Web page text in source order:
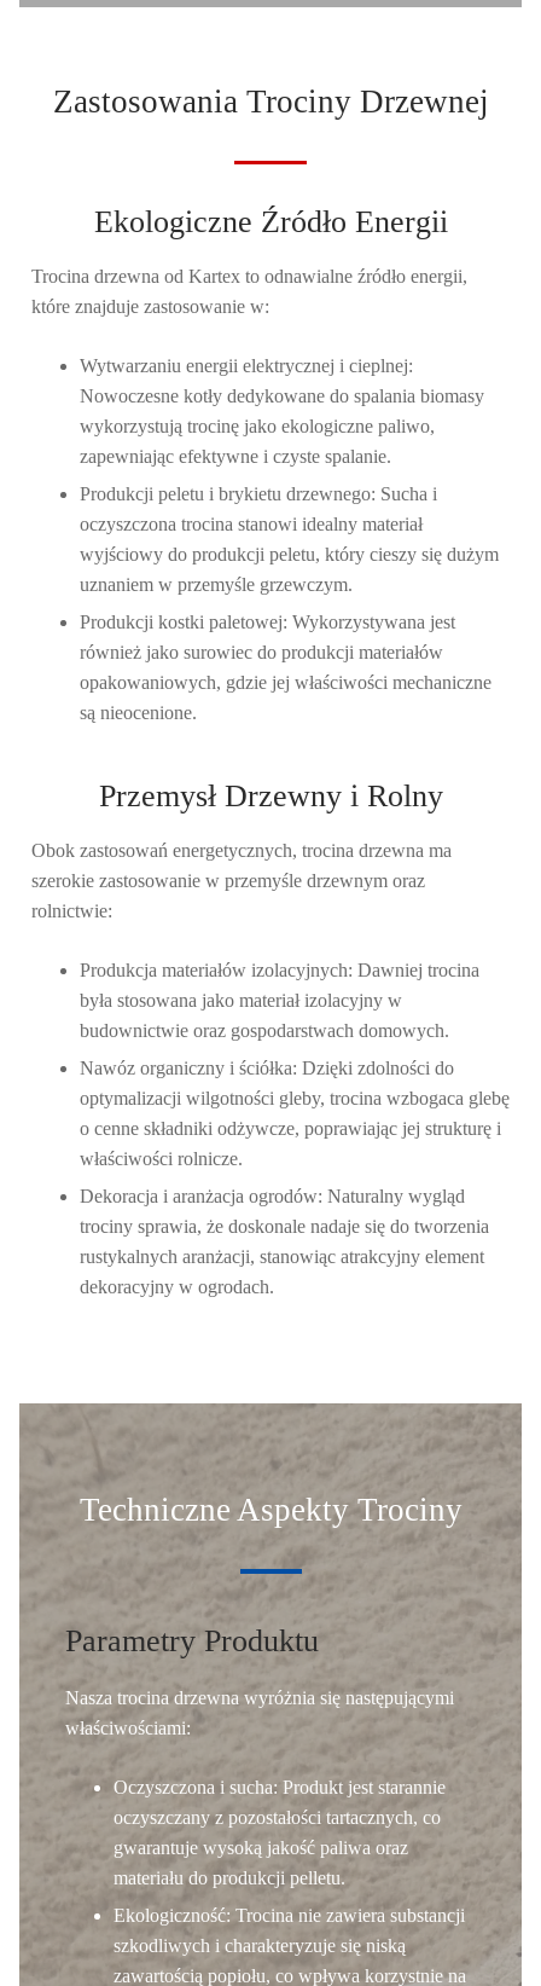
Zastosowania Trociny Drzewnej
Ekologiczne Źródło Energii
Trocina drzewna od Kartex to odnawialne źródło energii,
które znajduje zastosowanie w:
Wytwarzaniu energii elektrycznej i cieplnej:
Nowoczesne kotły dedykowane do spalania biomasy
wykorzystują trocinę jako ekologiczne paliwo,
zapewniając efektywne i czyste spalanie.
Produkcji peletu i brykietu drzewnego: Sucha i
oczyszczona trocina stanowi idealny materiał
wyjściowy do produkcji peletu, który cieszy się dużym
uznaniem w przemyśle grzewczym.
Produkcji kostki paletowej: Wykorzystywana jest
również jako surowiec do produkcji materiałów
opakowaniowych, gdzie jej właściwości mechaniczne
są nieocenione.
Przemysł Drzewny i Rolny
Obok zastosowań energetycznych, trocina drzewna ma
szerokie zastosowanie w przemyśle drzewnym oraz
rolnictwie:
Produkcja materiałów izolacyjnych: Dawniej trocina
była stosowana jako materiał izolacyjny w
budownictwie oraz gospodarstwach domowych.
Nawóz organiczny i ściółka: Dzięki zdolności do
optymalizacji wilgotności gleby, trocina wzbogaca glebę
o cenne składniki odżywcze, poprawiając jej strukturę i
właściwości rolnicze.
Dekoracja i aranżacja ogrodów: Naturalny wygląd
trociny sprawia, że doskonale nadaje się do tworzenia
rustykalnych aranżacji, stanowiąc atrakcyjny element
dekoracyjny w ogrodach.
Techniczne Aspekty Trociny
Parametry Produktu
Nasza trocina drzewna wyróżnia się następującymi
właściwościami:
Oczyszczona i sucha: Produkt jest starannie
oczyszczany z pozostałości tartacznych, co
gwarantuje wysoką jakość paliwa oraz
materiału do produkcji pelletu.
Ekologiczność: Trocina nie zawiera substancji
szkodliwych i charakteryzuje się niską
zawartością popiołu, co wpływa korzystnie na